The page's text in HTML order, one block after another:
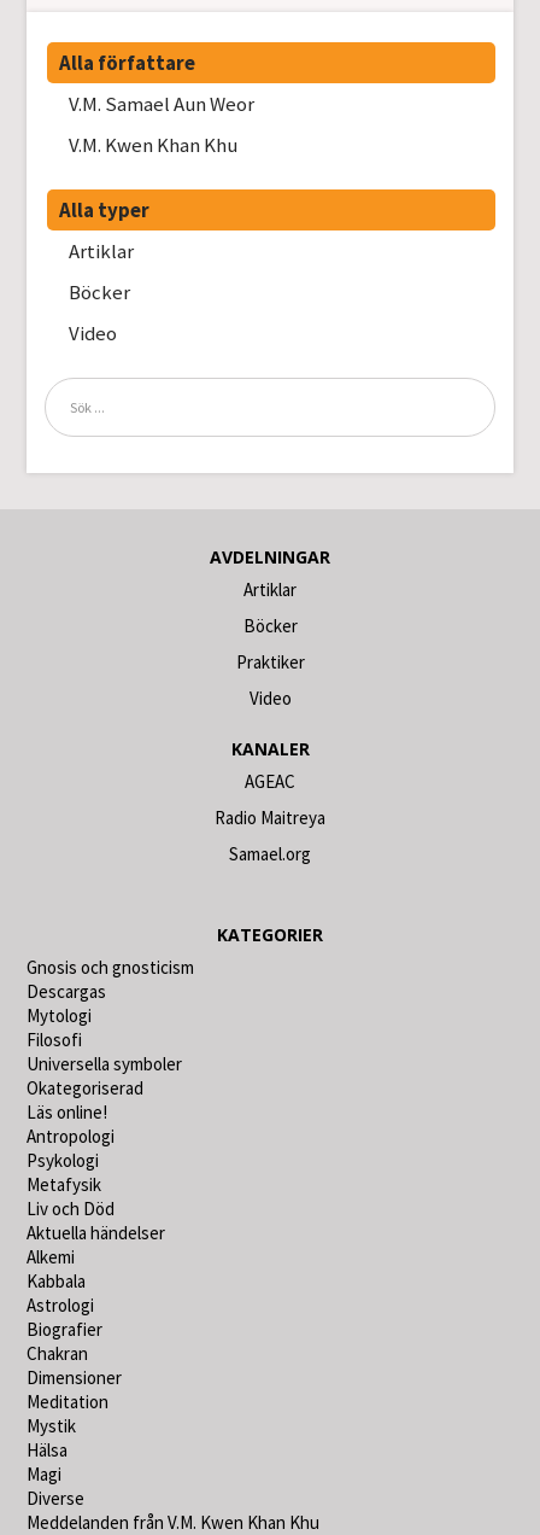
Alla författare
V.M. Samael Aun Weor
V.M. Kwen Khan Khu
Alla typer
Artiklar
Böcker
Video
AVDELNINGAR
Artiklar
Böcker
Praktiker
Video
KANALER
AGEAC
Radio Maitreya
Samael.org
KATEGORIER
Gnosis och gnosticism
Descargas
Mytologi
Filosofi
Universella symboler
Okategoriserad
Läs online!
Antropologi
Psykologi
Metafysik
Liv och Död
Aktuella händelser
Alkemi
Kabbala
Astrologi
Biografier
Chakran
Dimensioner
Meditation
Mystik
Hälsa
Magi
Diverse
Meddelanden från V.M. Kwen Khan Khu